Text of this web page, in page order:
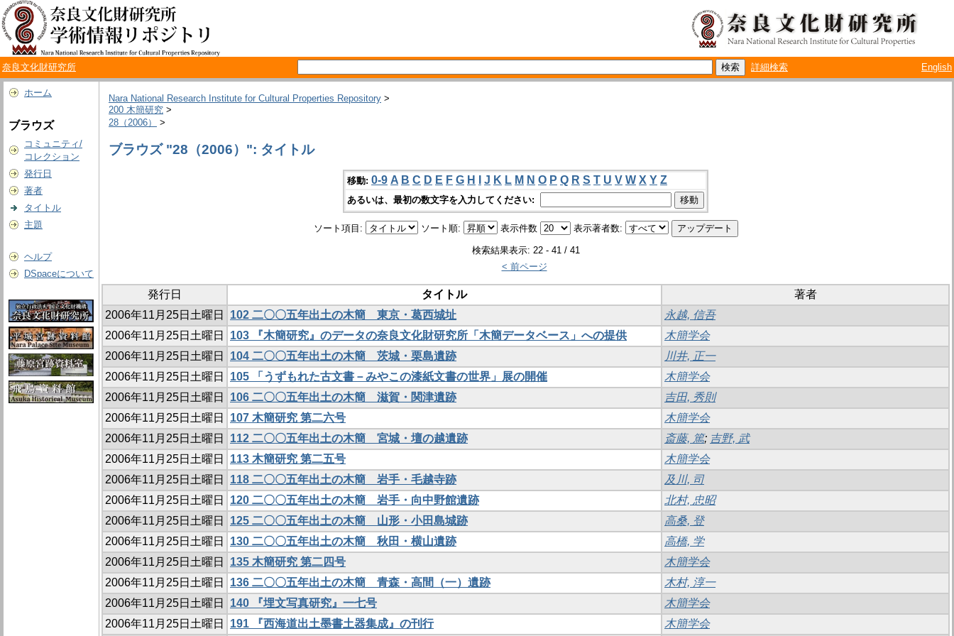
奈良文化財研究所 詳細検索 English
ホーム
ブラウズ
コミュニティ/
コレクション
発行日
著者
タイトル
主題
ヘルプ
DSpaceについて
Nara National Research Institute for Cultural Properties Repository >
200 木簡研究 >
28（2006）
>
ブラウズ "28（2006）": タイトル
移動: 0-9 A B C D E F G H J K L M N O P Q R S T U V W X Y Z
あるいは、最初の数文字を入力してください:
ソート項目: ソート順: 表示件数 表示著者数:
検索結果表示: 22 - 41 / 41
< 前ページ
発行日 タイトル
著者
2006年11月25日土曜日
102 二〇〇五年出土の木簡 東京・葛西城址
永越, 信吾
2006年11月25日土曜日
103 『木簡研究』のデータの奈良文化財研究所「木簡データベース」への提供
木簡学会
2006年11月25日土曜日
104 二〇〇五年出土の木簡 茨城・栗島遺跡
川井, 正一
2006年11月25日土曜日
105 「うずもれた古文書－みやこの漆紙文書の世界」展の開催
木簡学会
2006年11月25日土曜日
106 二〇〇五年出土の木簡 滋賀・関津遺跡
吉田, 秀則
2006年11月25日土曜日
107 木簡研究 第二六号
木簡学会
2006年11月25日土曜日
112 二〇〇五年出土の木簡 宮城・壇の越遺跡 斎藤, 篤; 吉野, 武
2006年11月25日土曜日
113 木簡研究 第二五号
木簡学会
2006年11月25日土曜日
118 二〇〇五年出土の木簡 岩手・毛越寺跡
及川, 司
2006年11月25日土曜日
120 二〇〇五年出土の木簡 岩手・向中野館遺跡
北村, 忠昭
2006年11月25日土曜日
125 二〇〇五年出土の木簡 山形・小田島城跡
高桑, 登
2006年11月25日土曜日
130 二〇〇五年出土の木簡 秋田・横山遺跡
高橋, 学
2006年11月25日土曜日
135 木簡研究 第二四号
木簡学会
2006年11月25日土曜日
136 二〇〇五年出土の木簡 青森・高間（一）遺跡
木村, 淳一
2006年11月25日土曜日
140 『埋文写真研究』一七号
木簡学会
2006年11月25日土曜日
191 『西海道出土墨書土器集成』の刊行 木簡学会